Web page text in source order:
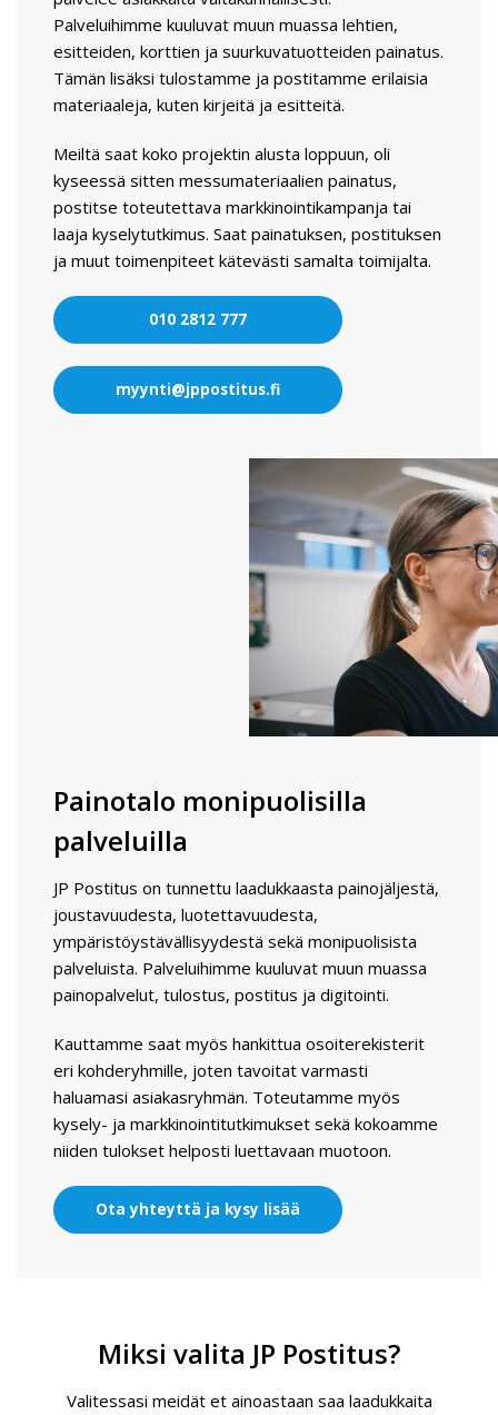
Palveluihimme kuuluvat muun muassa lehtien,
esitteiden, korttien ja suurkuvatuotteiden painatus.
Tämän lisäksi tulostamme ja postitamme erilaisia
materiaaleja, kuten kirjeitä ja esitteitä.
Meiltä saat koko projektin alusta loppuun, oli
kyseessä sitten messumateriaalien painatus,
postitse toteutettava markkinointikampanja tai
laaja kyselytutkimus. Saat painatuksen, postituksen
ja muut toimenpiteet kätevästi samalta toimijalta.
010 2812 777
myynti@jppostitus.fi
Painotalo monipuolisilla
palveluilla
JP Postitus on tunnettu laadukkaasta painojäljestä,
joustavuudesta, luotettavuudesta,
ympäristöystävällisyydestä sekä monipuolisista
palveluista. Palveluihimme kuuluvat muun muassa
painopalvelut, tulostus, postitus ja digitointi.
Kauttamme saat myös hankittua osoiterekisterit
eri kohderyhmille, joten tavoitat varmasti
haluamasi asiakasryhmän. Toteutamme myös
kysely- ja markkinointitutkimukset sekä kokoamme
niiden tulokset helposti luettavaan muotoon.
Ota yhteyttä ja kysy lisää
Miksi valita JP Postitus?
Valitessasi meidät et ainoastaan saa laadukkaita